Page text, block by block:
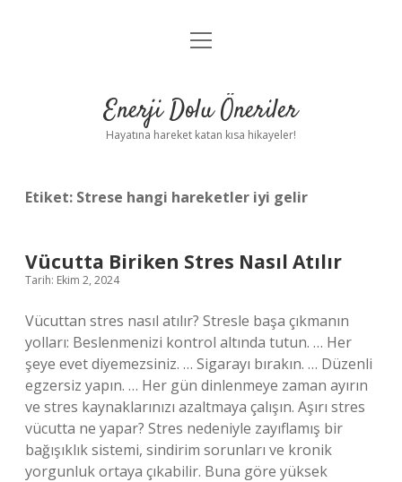
Anasayfa
Yasal Uyarı
menüyü
Enerji Dolu Öneriler
Hayatına hareket katan kısa hikayeler!
Etiket: Strese hangi hareketler iyi gelir
Vücutta Biriken Stres Nasıl Atılır
Tarih: Ekim 2, 2024
Vücuttan stres nasıl atılır? Stresle başa çıkmanın
yolları: Beslenmenizi kontrol altında tutun. … Her
şeye evet diyemezsiniz. … Sigarayı bırakın. … Düzenli
egzersiz yapın. … Her gün dinlenmeye zaman ayırın
ve stres kaynaklarınızı azaltmaya çalışın. Aşırı stres
vücutta ne yapar? Stres nedeniyle zayıflamış bir
bağışıklık sistemi, sindirim sorunları ve kronik
yorgunluk ortaya çıkabilir. Buna göre yüksek